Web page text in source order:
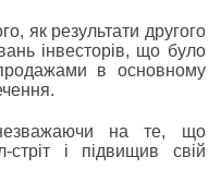
як результати другого
інвесторів, що було
в основному
на те, що
і підвищив свій